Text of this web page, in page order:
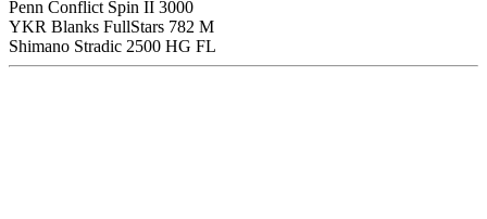
Penn Conflict Spin II 3000
YKR Blanks FullStars 782 M
Shimano Stradic 2500 HG FL